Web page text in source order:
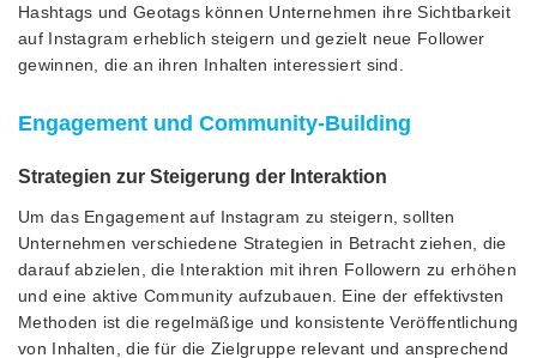
Hashtags und Geotags können Unternehmen ihre Sichtbarkeit
auf Instagram erheblich steigern und gezielt neue Follower
gewinnen, die an ihren Inhalten interessiert sind.
Engagement und Community-Building
Strategien zur Steigerung der Interaktion
Um das Engagement auf Instagram zu steigern, sollten
Unternehmen verschiedene Strategien in Betracht ziehen, die
darauf abzielen, die Interaktion mit ihren Followern zu erhöhen
und eine aktive Community aufzubauen. Eine der effektivsten
Methoden ist die regelmäßige und konsistente Veröffentlichung
von Inhalten, die für die Zielgruppe relevant und ansprechend